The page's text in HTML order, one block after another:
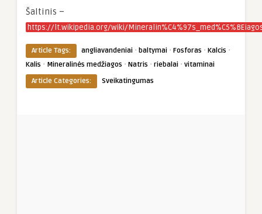
Šaltinis –
https://lt.wikipedia.org/wiki/
Article Tags: angliavandeniai · baltymai · Fosforas · Kalcis ·
Kalis · Mineralinės medžiagos · Natris · riebalai · vitaminai
Article Categories:
Sveikatingumas